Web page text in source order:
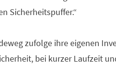
Sicherheitspuffer.“
zufolge ihre eigenen
bei kurzer Laufzeit